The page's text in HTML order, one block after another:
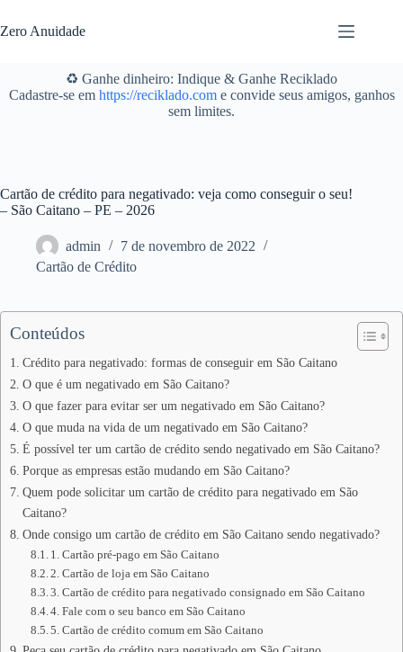
para
o
Zero Anuidade
♻️ Ganhe dinheiro: Indique & Ganhe Reciklado
Cadastre-se em https://reciklado.come convide seus amigos, ganhos
sem limites.
Cartão de crédito para negativado: veja como conseguir o seu!
– São Caitano – PE – 2026
admin
7 de novembro de 2022
Cartão de Crédito
Conteúdos
Crédito para negativado: formas de conseguir em São Caitano
O que é um negativado em São Caitano?
O que fazer para evitar ser um negativado em São Caitano?
O que muda na vida de um negativado em São Caitano?
É possível ter um cartão de crédito sendo negativado em São Caitano?
Porque as empresas estão mudando em São Caitano?
Quem pode solicitar um cartão de crédito para negativado em São
Caitano?
Onde consigo um cartão de crédito em São Caitano sendo negativado?
1. Cartão pré-pago em São Caitano
2. Cartão de loja em São Caitano
3. Cartão de crédito para negativado consignado em São Caitano
4. Fale com o seu banco em São Caitano
5. Cartão de crédito comum em São Caitano